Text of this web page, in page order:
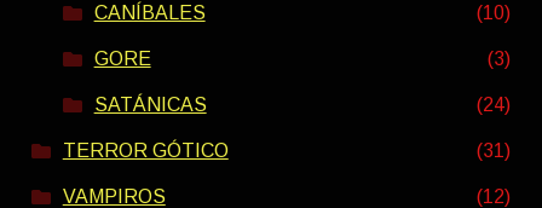
CANÍBALES (10)
GORE (3)
SATÁNICAS (24)
TERROR GÓTICO (31)
VAMPIROS (12)